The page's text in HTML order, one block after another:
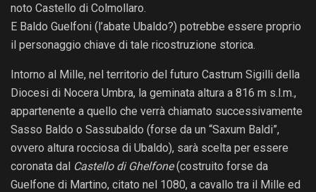
noto Castello di Colmollaro.
E Baldo Guelfoni (l’abate Ubaldo?) potrebbe essere proprio
il personaggio chiave di tale ricostruzione storica.
Intorno al Mille, nel territorio del futuro Castrum Sigilli della
Diocesi di Nocera Umbra, la geminata altura a 816 m s.l.m.,
appartenente a quello che verrà chiamato successivamente
Sasso Baldo o Sassubaldo (forse da un “Saxum Baldi”,
ovvero altura rocciosa di Ubaldo), sarà scelta per essere
coronata dal Castello di Ghelfone(costruito forse da
Guelfone di Martino, citato nel 1080, a cavallo tra il Mille ed